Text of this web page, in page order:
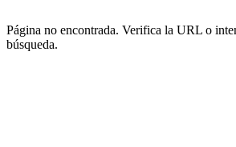
Página no encontrada. Verifica la URL o
búsqueda.